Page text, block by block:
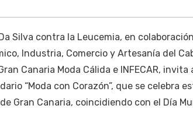
Silva contra la Leucemia, en
Industria, Comercio y Artesanía del
Canaria Moda Cálida e INFECAR, invita
“Moda con Corazón”, que se celebra
Gran Canaria, coincidiendo con el Día